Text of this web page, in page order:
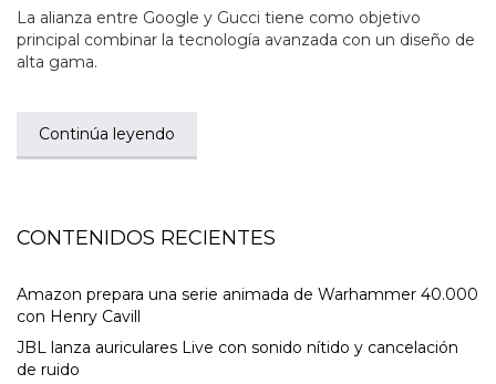
La alianza entre Google y Gucci tiene como objetivo
principal combinar la tecnología avanzada con un diseño de
alta gama.
Continúa leyendo
CONTENIDOS RECIENTES
Amazon prepara una serie animada de Warhammer 40.000
con Henry Cavill
JBL lanza auriculares Live con sonido nítido y cancelación
de ruido